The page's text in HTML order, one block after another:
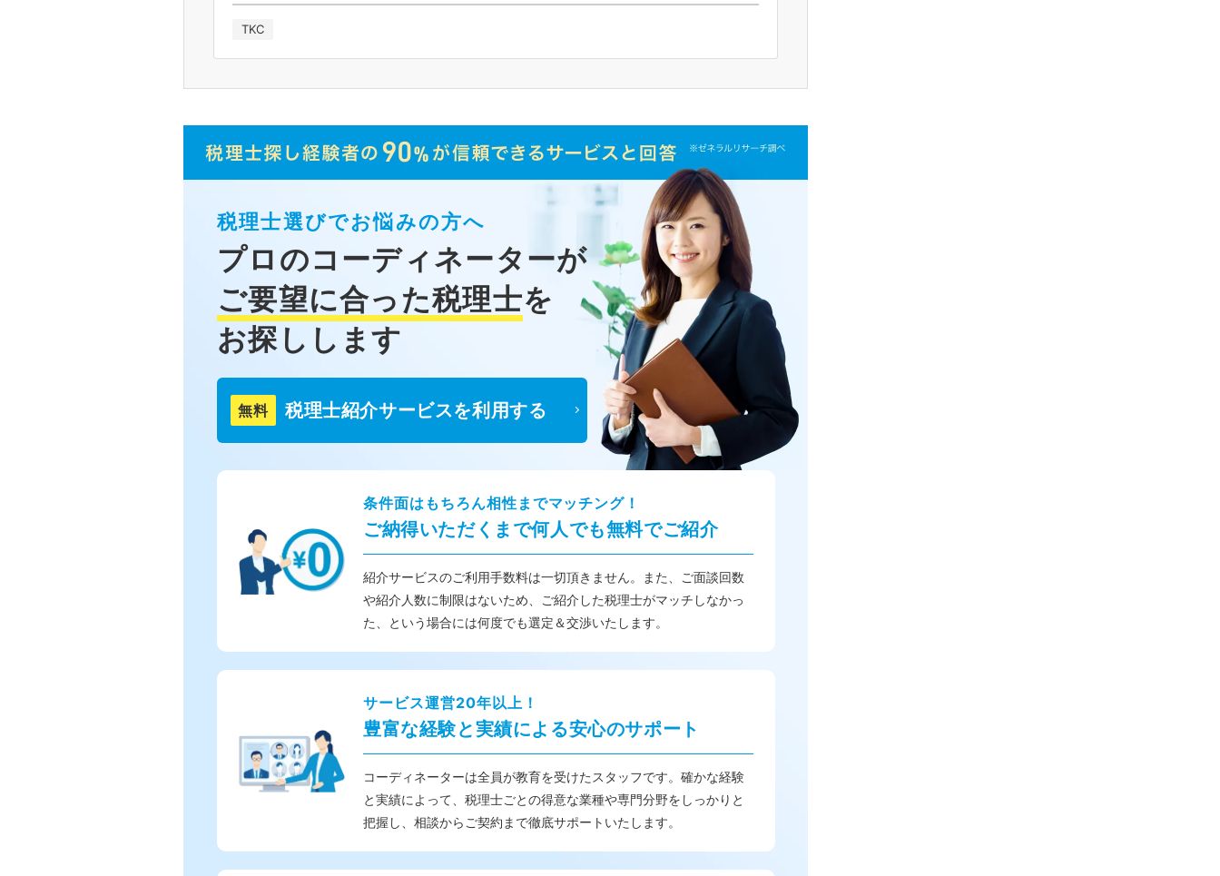
TKC
税理士選びでお悩みの方へ
プロのコーディネーターが
ご要望に合った税理士を
お探しします
無料 税理士紹介サービスを利用する
条件面はもちろん相性までマッチング！
ご納得いただくまで何人でも無料でご紹介
紹介サービスのご利用手数料は一切頂きません。また、ご面談回数
や紹介人数に制限はないため、ご紹介した税理士がマッチしなかっ
た、という場合には何度でも選定＆交渉いたします。
サービス運営20年以上！
豊富な経験と実績による安心のサポート
コーディネーターは全員が教育を受けたスタッフです。確かな経験
と実績によって、税理士ごとの得意な業種や専門分野をしっかりと
把握し、相談からご契約まで徹底サポートいたします。